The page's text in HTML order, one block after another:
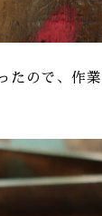
たので、作